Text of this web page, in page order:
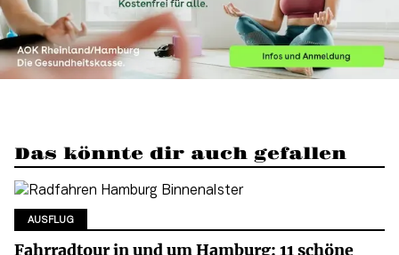
Das könnte dir auch gefallen
AUSFLUG
Fahrradtour in und um Hamburg: 11 schöne